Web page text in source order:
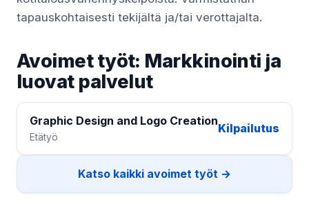
tapauskohtaisesti tekijältä ja/tai verottajalta.
Avoimet työt: Markkinointi ja
luovat palvelut
Graphic Design and Logo Creation
Etätyö
Kilpailutus
Katso kaikki avoimet työt →